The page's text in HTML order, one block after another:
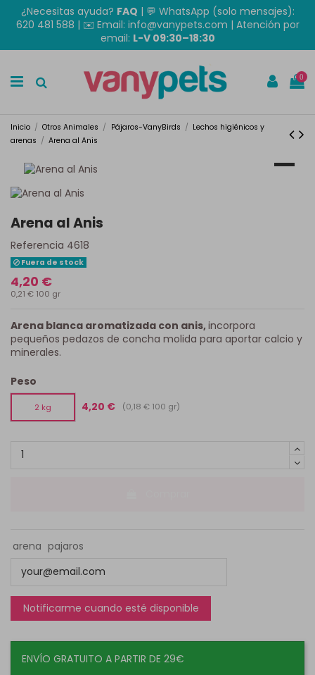
¿Necesitas ayuda? FAQ | 💬 WhatsApp (solo mensajes):
620 481 588 | ✉️ Email: info@vanypets.com | Atención por
email: L-V 09:30–18:30
0
Inicio Otros Animales Pájaros-VanyBirds
Lechos higiénicos y
arenas
Arena al Anis
Arena al Anis
Referencia 4618
Fuera de stock
4,20 €
0,21 € 100 gr
Arena blanca aromatizada con anis,incorpora
pequeños pedazos de concha molida para aportar calcio y
minerales.
Peso
2 kg 4,20 € (0,18 € 100 gr)
arena pajaros
ENVÍO GRATUITO A PARTIR DE 29€